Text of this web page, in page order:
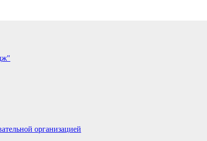
организацией